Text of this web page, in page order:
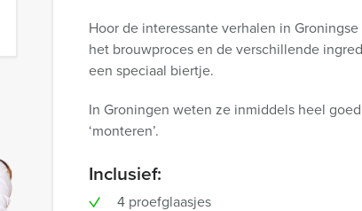
Hoor de interessante verhalen in
het brouwproces en de verschillende
een speciaal biertje.
In Groningen weten ze inmiddels heel
‘monteren’.
Inclusief:
4 proefglaasjes